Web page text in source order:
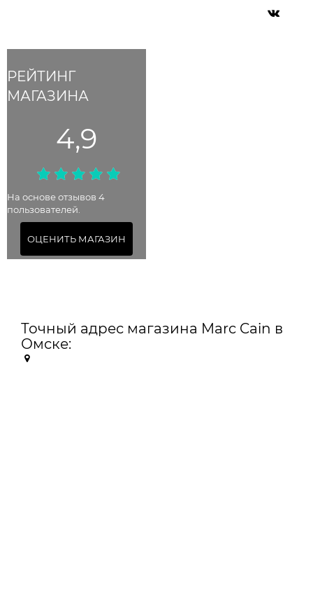
РЕЙТИНГ
МАГАЗИНА
4,9
На основе отзывов 4
пользователей.
ОЦЕНИТЬ МАГАЗИН
Точный адрес магазина Marc Cain в
Омске: